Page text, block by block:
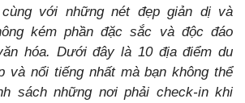
với những nét đẹp giản dị và
kém phần đặc sắc và độc đáo
hóa. Dưới đây là 10 địa điểm du
và nổi tiếng nhất mà bạn không thể
sách những nơi phải check-in khi